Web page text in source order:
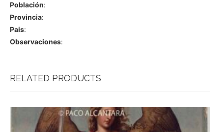
Población:
Provincia:
Pais:
Observaciones:
RELATED PRODUCTS